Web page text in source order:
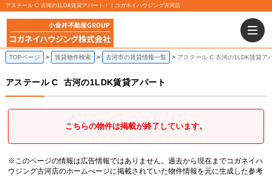
アステール C 古河の1LDK賃貸アパート！｜コガネイハウジング古河店
TOPページ 賃貸物件検索 古河市の賃貸情報一覧 アステール C 古河の1LDK賃貸ア
アステール C 古河の1LDK賃貸アパート
こちらの物件は掲載が終了しています。
※このページの情報は広告情報ではありません。過去から現在までコガネイハ
ウジング古河店のホームぺージに掲載されていた物件情報を元に生成した参考